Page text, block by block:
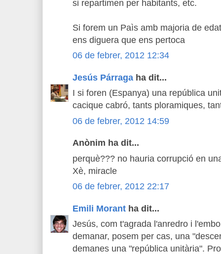
si repartimen per habitants, etc.
Si forem un Paìs amb majoria de
ens diguera que ens pertoca
06 de febrer, 2012 12:34
Jesús Párraga ha dit...
I si foren (Espanya) una república
cacique cabró, tants ploramiques,
06 de febrer, 2012 14:59
Anònim ha dit...
perquè??? no hauria corrupció en
Xè, miracle
06 de febrer, 2012 22:17
Emili Morant ha dit...
Jesús, com t'agrada l'anredro i
demanar, posem per cas, una
demanes una "república unitària".